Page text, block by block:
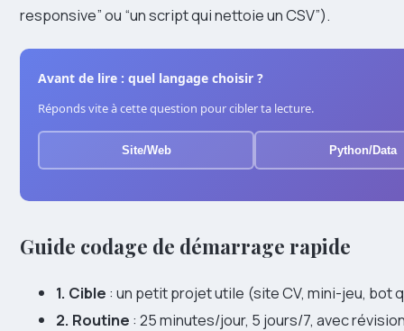
responsive” ou “un script qui nettoie un CSV”).
Avant de lire : quel langage choisir ?
Réponds vite à cette question pour cibler ta lecture.
Site/Web Python/Data
Guide codage de démarrage rapide
1. Cible : un petit projet utile (site CV, mini-jeu, bot
2. Routine : 25 minutes/jour, 5 jours/7, avec